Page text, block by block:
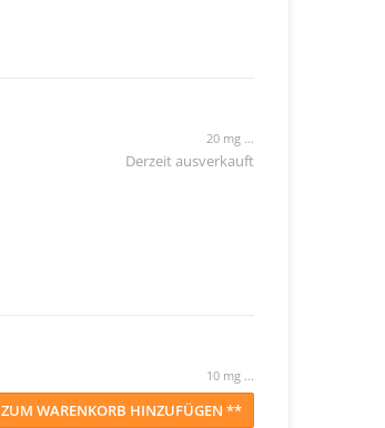
20 mg ...
Derzeit ausverkauft
10 mg ...
ZUM WARENKORB HINZUFÜGEN **